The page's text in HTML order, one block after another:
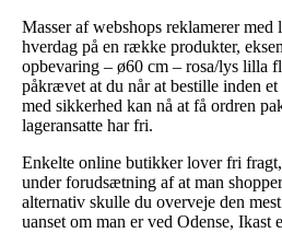
Masser af webshops reklamerer
hverdag på en række produkter,
opbevaring – ø60 cm – rosa/lys lilla
påkrævet at du når at bestille inden
med sikkerhed kan nå at få ordren
lageransatte har fri.
Enkelte online butikker lover fri
under forudsætning af at man
alternativ skulle du overveje den
uanset om man er ved Odense, Ikast